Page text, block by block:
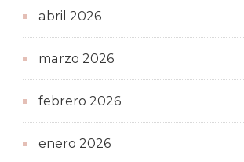
abril 2026
marzo 2026
febrero 2026
enero 2026